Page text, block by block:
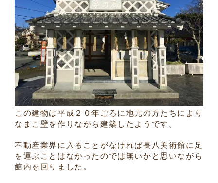
この建物は平成２０年ごろに地元の方たちにより
なまこ壁を作りながら建築したようです。
不動産業界に入ることがなければ長八美術館に足
を運ぶことはなかったのでは無いかと思いながら
館内を回りました。